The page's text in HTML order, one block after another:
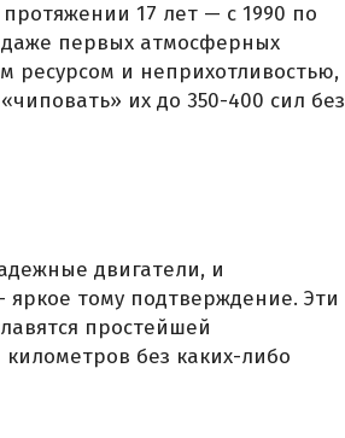
17 лет — с 1990 по
первых атмосферных
ресурсом и неприхотливостью,
их до 350-400 сил без
двигатели, и
тому подтверждение. Эти
простейшей
без каких-либо